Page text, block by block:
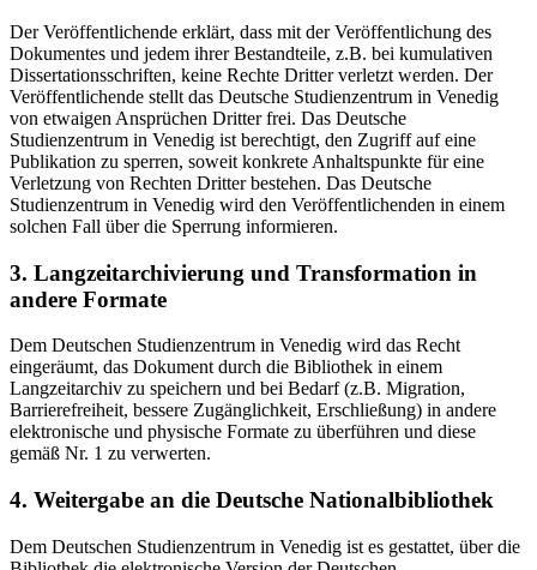
Der Veröffentlichende erklärt, dass mit der Veröffentlichung des
Dokumentes und jedem ihrer Bestandteile, z.B. bei kumulativen
Dissertationsschriften, keine Rechte Dritter verletzt werden. Der
Veröffentlichende stellt das Deutsche Studienzentrum in Venedig
von etwaigen Ansprüchen Dritter frei. Das Deutsche
Studienzentrum in Venedig ist berechtigt, den Zugriff auf eine
Publikation zu sperren, soweit konkrete Anhaltspunkte für eine
Verletzung von Rechten Dritter bestehen. Das Deutsche
Studienzentrum in Venedig wird den Veröffentlichenden in einem
solchen Fall über die Sperrung informieren.
3. Langzeitarchivierung und Transformation in
andere Formate
Dem Deutschen Studienzentrum in Venedig wird das Recht
eingeräumt, das Dokument durch die Bibliothek in einem
Langzeitarchiv zu speichern und bei Bedarf (z.B. Migration,
Barrierefreiheit, bessere Zugänglichkeit, Erschließung) in andere
elektronische und physische Formate zu überführen und diese
gemäß Nr. 1 zu verwerten.
4. Weitergabe an die Deutsche Nationalbibliothek
Dem Deutschen Studienzentrum in Venedig ist es gestattet, über die